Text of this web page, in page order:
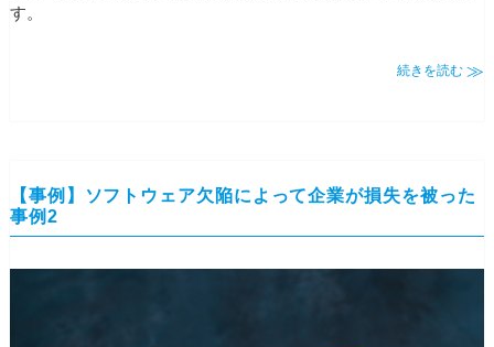
す。
続きを読む
【事例】ソフトウェア欠陥によって企業が損失を被った
事例2